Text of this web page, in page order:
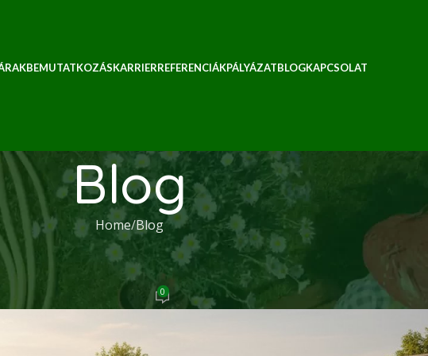
BEMUTATKOZÁSKARRIERREFERENCIÁKPÁLYÁZATBLOGKAPCSOLAT
Blog
Home Blog
BLOG
EcoShine Kaposvár
Ecoshine 0